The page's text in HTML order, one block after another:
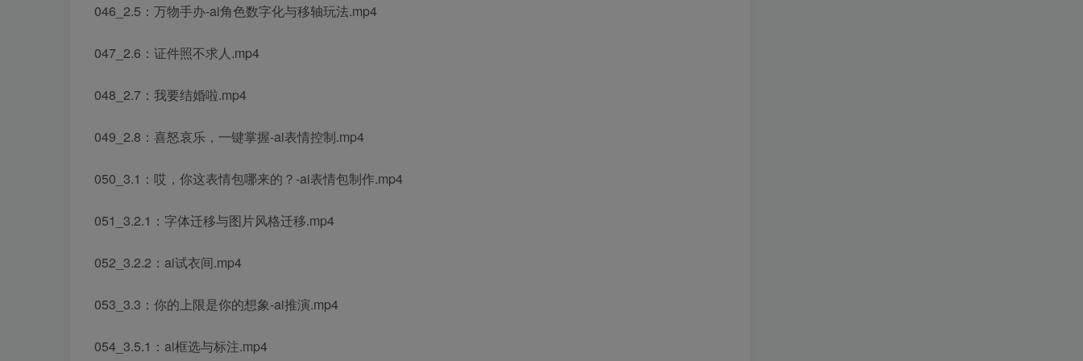
046_2.5：万物手办-ai角色数字化与移轴玩法.mp4
047_2.6：证件照不求人.mp4
048_2.7：我要结婚啦.mp4
049_2.8：喜怒哀乐，一键掌握-ai表情控制.mp4
050_3.1：哎，你这表情包哪来的？-ai表情包制作.mp4
051_3.2.1：字体迁移与图片风格迁移.mp4
052_3.2.2：ai试衣间.mp4
053_3.3：你的上限是你的想象-ai推演.mp4
054_3.5.1：ai框选与标注.mp4